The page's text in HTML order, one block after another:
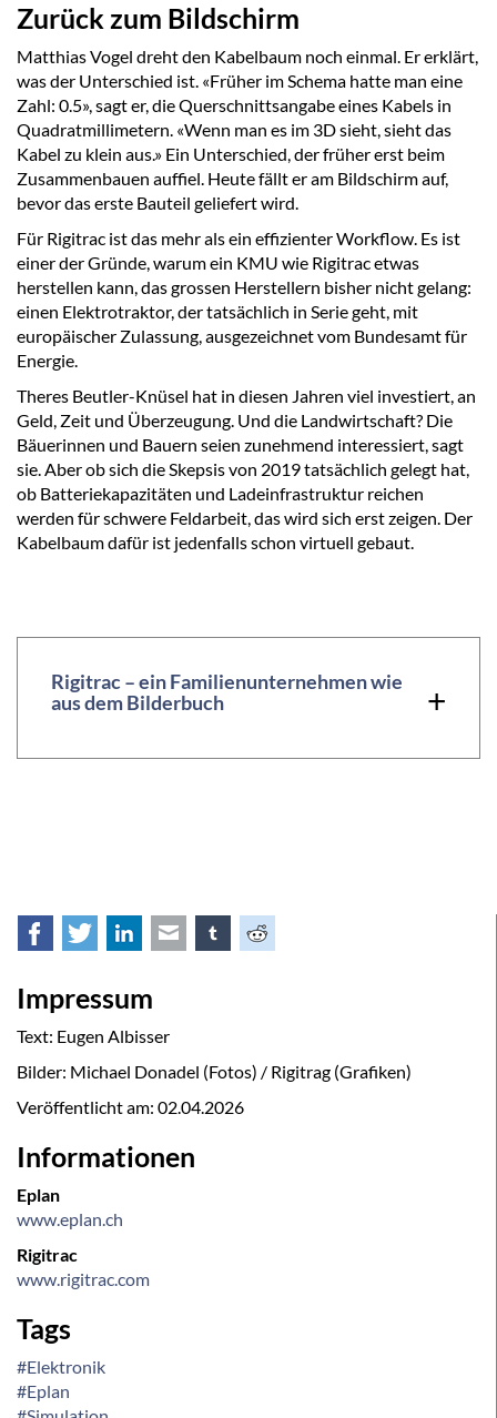
Zurück zum Bildschirm
Matthias Vogel dreht den Kabelbaum noch einmal. Er erklärt,
was der Unterschied ist. «Früher im Schema hatte man eine
Zahl: 0.5», sagt er, die Querschnittsangabe eines Kabels in
Quadratmillimetern. «Wenn man es im 3D sieht, sieht das
Kabel zu klein aus.» Ein Unterschied, der früher erst beim
Zusammenbauen auffiel. Heute fällt er am Bildschirm auf,
bevor das erste Bauteil geliefert wird.
Für Rigitrac ist das mehr als ein effizienter Workflow. Es ist
einer der Gründe, warum ein KMU wie Rigitrac etwas
herstellen kann, das grossen Herstellern bisher nicht gelang:
einen Elektrotraktor, der tatsächlich in Serie geht, mit
europäischer Zulassung, ausgezeichnet vom Bundesamt für
Energie.
Theres Beutler-Knüsel hat in diesen Jahren viel investiert, an
Geld, Zeit und Überzeugung. Und die Landwirtschaft? Die
Bäuerinnen und Bauern seien zunehmend interessiert, sagt
sie. Aber ob sich die Skepsis von 2019 tatsächlich gelegt hat,
ob Batteriekapazitäten und Ladeinfrastruktur reichen
werden für schwere Feldarbeit, das wird sich erst zeigen. Der
Kabelbaum dafür ist jedenfalls schon virtuell gebaut.
+
Rigitrac – ein Familienunternehmen wie
aus dem Bilderbuch
Facebook
TwitterLinkedInE-mail tumblrReddit
Impressum
Text: Eugen Albisser
Bilder: Michael Donadel (Fotos) / Rigitrag (Grafiken)
Veröffentlicht am: 02.04.2026
Informationen
Eplan
www.eplan.ch
Rigitrac
www.rigitrac.com
Tags
#Elektronik
#Eplan